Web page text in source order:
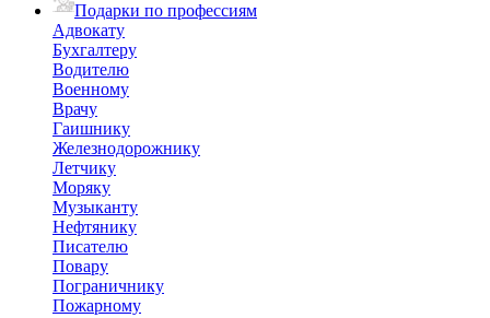
Подарки по профессиям
Адвокату
Бухгалтеру
Водителю
Военному
Врачу
Гаишнику
Железнодорожнику
Летчику
Моряку
Музыканту
Нефтянику
Писателю
Повару
Пограничнику
Пожарному